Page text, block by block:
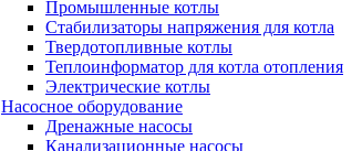
Промышленные котлы
Стабилизаторы напряжения для котла
Твердотопливные котлы
Теплоинформатор для котла отопления
Электрические котлы
Насосное оборудование
Дренажные насосы
Канализационные насосы